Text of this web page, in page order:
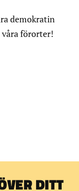
demokratin
våra förorter!
DITT